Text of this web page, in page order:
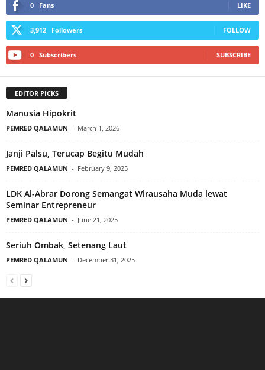
0 Fans LIKE
3,912 Followers FOLLOW
0 Subscribers SUBSCRIBE
EDITOR PICKS
Manusia Hipokrit
PEMRED QALAMUN - March 1, 2026
Janji Palsu, Terucap Begitu Mudah
PEMRED QALAMUN - February 9, 2025
LDK Al-Abrar Dorong Semangat Wirausaha Muda lewat
Seminar Entrepreneur
PEMRED QALAMUN - June 21, 2025
Seriuh Ombak, Setenang Laut
PEMRED QALAMUN - December 31, 2025